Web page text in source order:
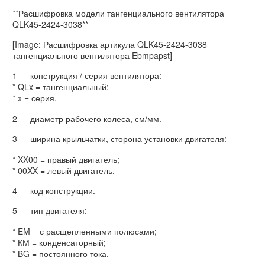
**Расшифровка модели тангенциального вентилятора
QLK45-2424-3038**
[Image: Расшифровка артикула QLK45-2424-3038
тангенциального вентилятора Ebmpapst]
1 — конструкция / серия вентилятора:
* QLx = тангенциальный;
* x = серия.
2 — диаметр рабочего колеса, см/мм.
3 — ширина крыльчатки, сторона установки двигателя:
* XX00 = правый двигатель;
* 00XX = левый двигатель.
4 — код конструкции.
5 — тип двигателя:
* EM = с расщепленными полюсами;
* КМ = конденсаторный;
* BG = постоянного тока.